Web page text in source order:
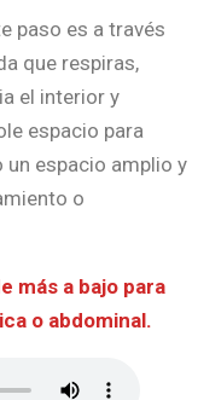
paso es a través
que respiras,
el interior y
espacio para
espacio amplio y
o
más a bajo para
o abdominal.